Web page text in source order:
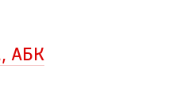
АБК